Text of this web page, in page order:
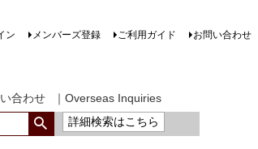
ン メンバーズ登録 ご利用ガイド お問い合わせ
い合わせ
｜Overseas Inquiries
詳細検索はこちら